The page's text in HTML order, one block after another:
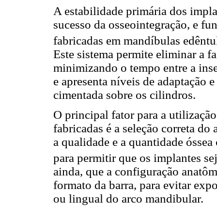
A estabilidade primária dos
sucesso da osseointegração, e
fabricadas em mandíbulas
Este sistema permite eliminar a
minimizando o tempo entre a
e apresenta níveis de adaptação
cimentada sobre os cilindros.
O principal fator para a
fabricadas é a seleção correta
a qualidade e a quantidade
para permitir que os implantes
ainda, que a configuração
formato da barra, para evitar
ou lingual do arco mandibular.